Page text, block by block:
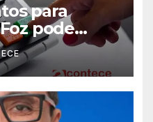
para
pode